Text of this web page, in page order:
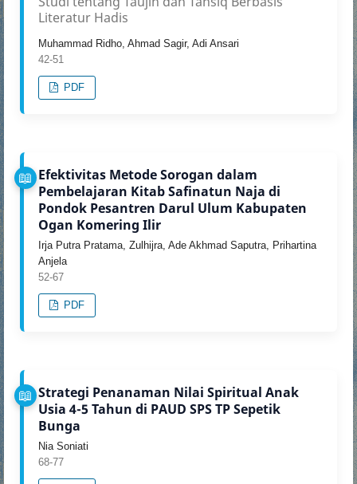
Literatur Hadis
Muhammad Ridho, Ahmad Sagir, Adi Ansari
42-51
PDF
Efektivitas Metode Sorogan dalam
Pembelajaran Kitab Safinatun Naja di
Pondok Pesantren Darul Ulum Kabupaten
Ogan Komering Ilir
Irja Putra Pratama, Zulhijra, Ade Akhmad Saputra, Prihartina
Anjela
52-67
PDF
Strategi Penanaman Nilai Spiritual Anak
Usia 4-5 Tahun di PAUD SPS TP Sepetik
Bunga
Nia Soniati
68-77